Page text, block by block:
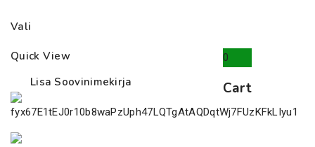
0
Cart
Vali
Quick View
Lisa Soovinimekirja